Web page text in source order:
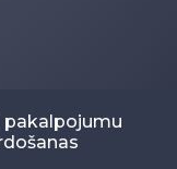
pakalpojumu